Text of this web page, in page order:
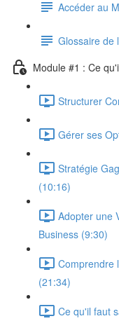
Accéder au
Glossaire de
Module #1 : Ce
Structurer
Gérer ses
Stratégie
(10:16)
Adopter une
Business (9:30)
Comprendre
(21:34)
Ce qu'il faut